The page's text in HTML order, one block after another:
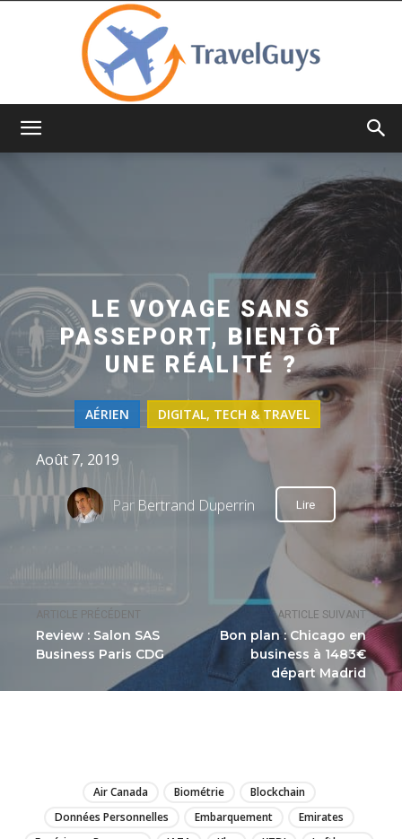
ARTICLE PRÉCÉDENT
Review : Salon SAS
Business Paris CDG
ARTICLE SUIVANT
Bon plan : Chicago en
business à 1483€
départ Madrid
LE VOYAGE SANS
PASSEPORT, BIENTÔT
UNE RÉALITÉ ?
AÉRIEN DIGITAL, TECH & TRAVEL
Août 7, 2019
Par Bertrand Duperrin Lire
Air Canada Biométrie
Blockchain
Données Personnelles
Embarquement
Emirates